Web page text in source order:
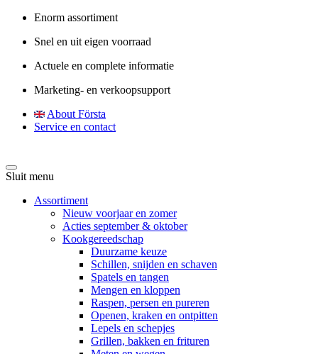
Enorm assortiment
Snel en uit eigen voorraad
Actuele en complete informatie
Marketing- en verkoopsupport
About Första
Service en contact
Sluit menu
Assortiment
Nieuw voorjaar en zomer
Acties september & oktober
Kookgereedschap
Duurzame keuze
Schillen, snijden en schaven
Spatels en tangen
Mengen en kloppen
Raspen, persen en pureren
Openen, kraken en ontpitten
Lepels en schepjes
Grillen, bakken en frituren